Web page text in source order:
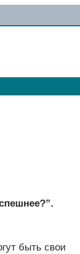
быть свои